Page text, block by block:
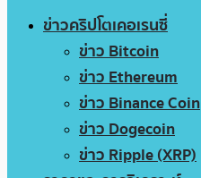
ข่าวคริปโตเคอเรนซี่
ข่าว Bitcoin
ข่าว Ethereum
ข่าว Binance Coin
ข่าว Dogecoin
ข่าว Ripple (XRP)